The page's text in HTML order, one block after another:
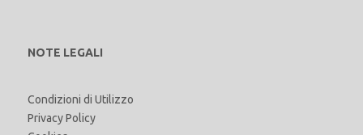
NOTE LEGALI
Condizioni di Utilizzo
Privacy Policy